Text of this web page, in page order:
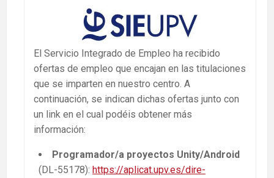
El Servicio Integrado de Empleo ha recibido
ofertas de empleo que encajan en las titulaciones
que se imparten en nuestro centro. A
continuación, se indican dichas ofertas junto con
un link en el cual podéis obtener más
información:
Programador/a proyectos Unity/Android
(DL-55178): https://aplicat.upv.es/dire-